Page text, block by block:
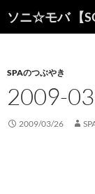
ソニ☆モバ 【
索
ン
ツ
へ
キ
SPAのつぶやき
2009-
2009/03/26